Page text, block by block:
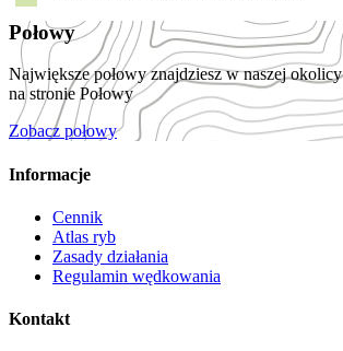
Połowy
Największe połowy znajdziesz w naszej okolicy
na stronie Połowy
Zobacz połowy
Informacje
Cennik
Atlas ryb
Zasady działania
Regulamin wędkowania
Kontakt